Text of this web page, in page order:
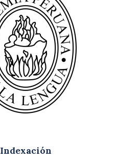
Indexación